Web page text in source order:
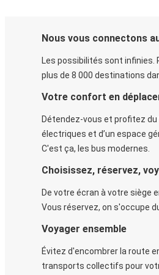
Nous vous connectons
Les possibilités sont infinies.
plus de 8 000 destinations
Votre confort en
Détendez-vous et profitez du
électriques et d’un espace
C'est ça, les bus modernes.
Choisissez, réservez,
De votre écran à votre siège
Vous réservez, on s'occupe
Voyager ensemble
Évitez d'encombrer la route
transports collectifs pour